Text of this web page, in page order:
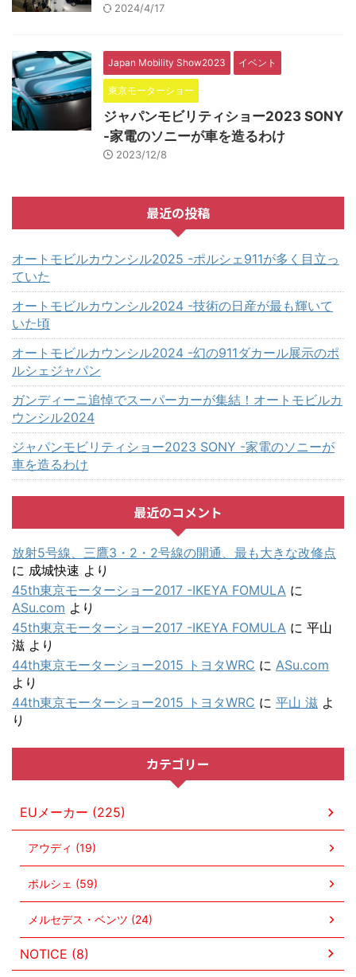
2024/4/17
Japan Mobility Show2023 イベント
東京モーターショー
ジャパンモビリティショー2023 SONY
-家電のソニーが車を造るわけ
2023/12/8
最近の投稿
オートモビルカウンシル2025 -ポルシェ911が多く目立っ
ていた
オートモビルカウンシル2024 -技術の日産が最も輝いて
いた頃
オートモビルカウンシル2024 -幻の911ダカール展示のポ
ルシェジャパン
ガンディーニ追悼でスーパーカーが集結！オートモビルカ
ウンシル2024
ジャパンモビリティショー2023 SONY -家電のソニーが
車を造るわけ
最近のコメント
放射5号線、三鷹3・2・2号線の開通、最も大きな改修点
に 成城快速 より
45th東京モーターショー2017 -IKEYA FOMULA に
ASu.com より
45th東京モーターショー2017 -IKEYA FOMULA に 平山
滋 より
44th東京モーターショー2015 トヨタWRC に ASu.com
より
44th東京モーターショー2015 トヨタWRC に 平山 滋 よ
り
カテゴリー
EUメーカー (225)
アウディ (19)
ポルシェ (59)
メルセデス・ベンツ (24)
NOTICE (8)